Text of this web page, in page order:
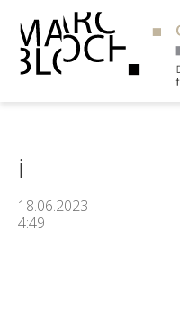
i
18.06.2023
4:49